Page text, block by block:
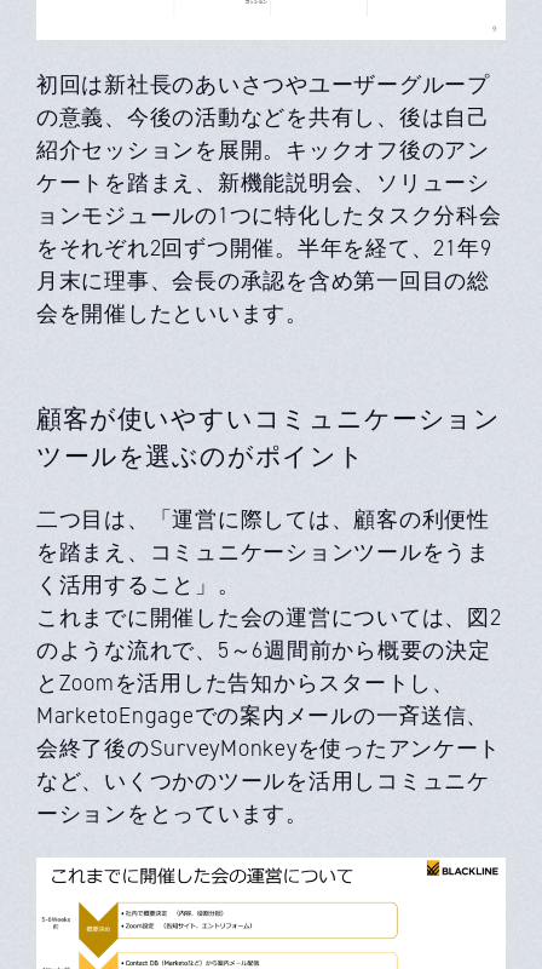
初回は新社長のあいさつやユーザーグループ
の意義、今後の活動などを共有し、後は自己
紹介セッションを展開。キックオフ後のアン
ケートを踏まえ、新機能説明会、ソリューシ
ョンモジュールの1つに特化したタスク分科会
をそれぞれ2回ずつ開催。半年を経て、21年9
月末に理事、会長の承認を含め第一回目の総
会を開催したといいます。
顧客が使いやすいコミュニケーション
ツールを選ぶのがポイント
二つ目は、「運営に際しては、顧客の利便性
を踏まえ、コミュニケーションツールをうま
く活用すること」。
これまでに開催した会の運営については、図2
のような流れで、5～6週間前から概要の決定
とZoomを活用した告知からスタートし、
MarketoEngageでの案内メールの一斉送信、
会終了後のSurveyMonkeyを使ったアンケート
など、いくつかのツールを活用しコミュニケ
ーションをとっています。